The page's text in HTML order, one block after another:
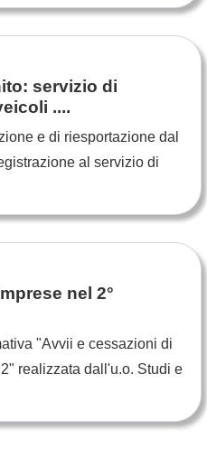
servizio di
....
e di riesportazione dal
al servizio di
nel 2°
"Avvii e cessazioni di
realizzata dall'u.o. Studi e